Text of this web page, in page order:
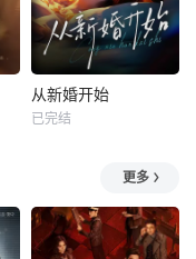
从新婚开始
已完结
更多